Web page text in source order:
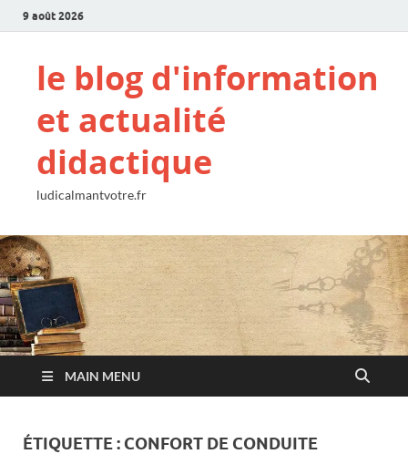
9 août 2026
le blog d'information
et actualité
didactique
ludicalmantvotre.fr
MAIN MENU
ÉTIQUETTE : CONFORT DE CONDUITE